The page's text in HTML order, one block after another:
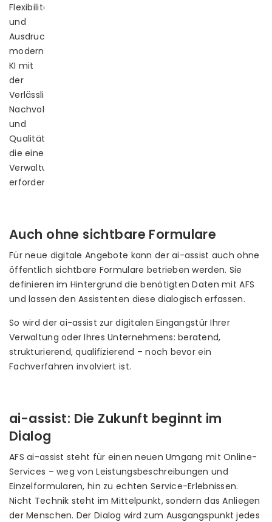
Flexibilität
und
Ausdrucksstärke
moderner
KI mit
der
Verlässlichkeit,
Nachvollziehbarkeit
und
Qualität,
die eine
Verwaltungsleistung
erfordert.
Auch ohne sichtbare Formulare
Für neue digitale Angebote kann der ai-assist auch ohne
öffentlich sichtbare Formulare betrieben werden. Sie
definieren im Hintergrund die benötigten Daten mit AFS
und lassen den Assistenten diese dialogisch erfassen.
So wird der ai-assist zur digitalen Eingangstür Ihrer
Verwaltung oder Ihres Unternehmens: beratend,
strukturierend, qualifizierend – noch bevor ein
Fachverfahren involviert ist.
ai-assist: Die Zukunft beginnt im
Dialog
AFS ai-assist steht für einen neuen Umgang mit Online-
Services – weg von Leistungsbeschreibungen und
Einzelformularen, hin zu echten Service-Erlebnissen.
Nicht Technik steht im Mittelpunkt, sondern das Anliegen
der Menschen. Der Dialog wird zum Ausgangspunkt jedes